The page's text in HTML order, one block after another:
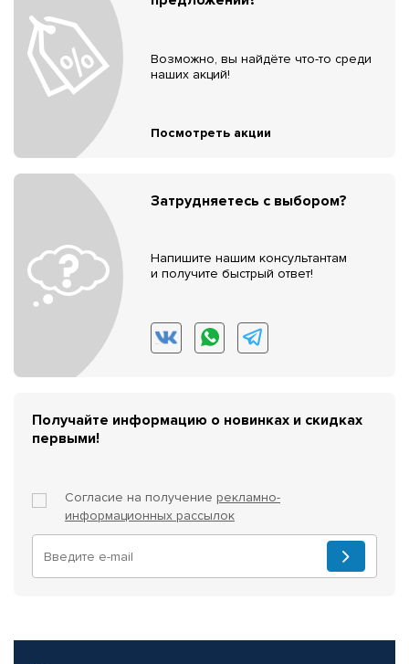
Возможно, вы найдёте что-то среди
наших акций!
Посмотреть акции
Затрудняетесь с выбором?
Напишите нашим консультантам
и получите быстрый ответ!
Получайте информацию о новинках и скидках
первыми!
Согласие на получение рекламно-
информационных рассылок